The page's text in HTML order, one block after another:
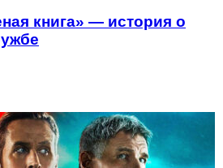
книга» — история о